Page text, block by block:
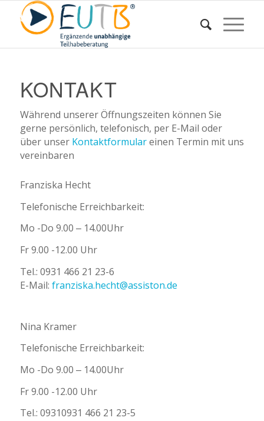
KONTAKT
Während unserer Öffnungszeiten können Sie
gerne persönlich, telefonisch, per E-Mail oder
über unser Kontaktformulareinen Termin mit uns
vereinbaren
Franziska Hecht
Telefonische Erreichbarkeit:
Mo -Do 9.00 – 14.00Uhr
Fr 9.00 -12.00 Uhr
Tel.: 0931 466 21 23-6
E-Mail: franziska.hecht@assiston.de
Nina Kramer
Telefonische Erreichbarkeit:
Mo -Do 9.00 – 14.00Uhr
Fr 9.00 -12.00 Uhr
Tel.: 09310931 466 21 23-5